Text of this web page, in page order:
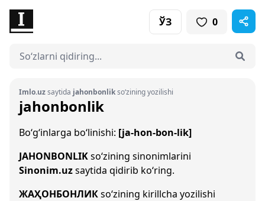
ЎЗ 0
Imlo.uzsaytida jahonbonlikso‘zining yozilishi
jahonbonlik
Bo‘g‘inlarga bo‘linishi: [ja-hon-bon-lik]
JAHONBONLIKso‘zining sinonimlarini
Sinonim.uzsaytida qidirib ko‘ring.
ЖАҲОНБОНЛИКso‘zining kirillcha yozilishi